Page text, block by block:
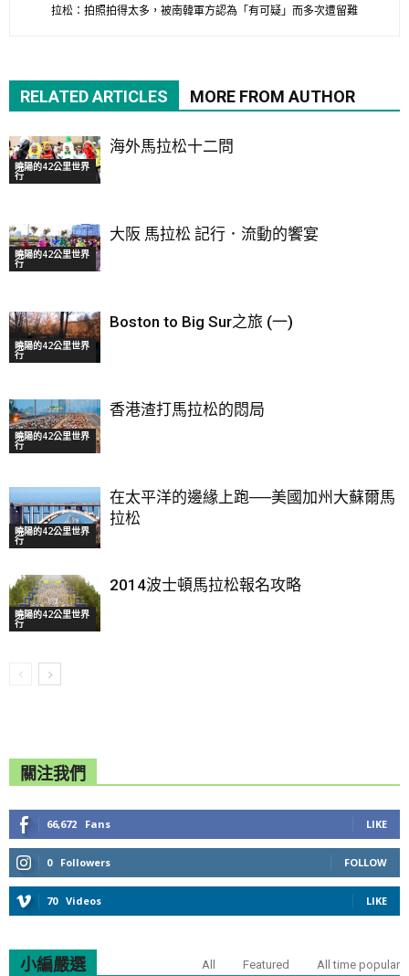
拉松：拍照拍得太多，被南韓軍方認為「有可疑」而多次遭留難
RELATED ARTICLES MORE FROM AUTHOR
曉陽的42公里世界
行
海外馬拉松十二問
曉陽的42公里世界
行
大阪 馬拉松 記行．流動的饗宴
曉陽的42公里世界
行
Boston to Big Sur之旅 (一)
曉陽的42公里世界
行
香港渣打馬拉松的悶局
曉陽的42公里世界
行
在太平洋的邊緣上跑──美國加州大蘇爾馬
拉松
曉陽的42公里世界
行
2014波士頓馬拉松報名攻略
關注我們
66,672 Fans LIKE
0 Followers FOLLOW
70 Videos LIKE
小編嚴選 All Featured All time popular